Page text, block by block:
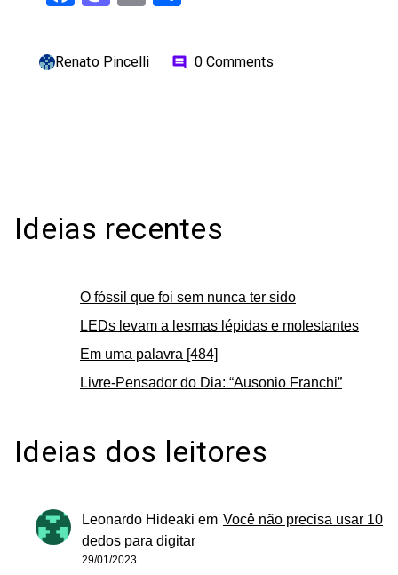
Renato Pincelli comment 0 Comments
Ideias recentes
O fóssil que foi sem nunca ter sido
LEDs levam a lesmas lépidas e molestantes
Em uma palavra [484]
Livre-Pensador do Dia: “Ausonio Franchi”
Ideias dos leitores
Leonardo Hideaki em Você não precisa usar 10
dedos para digitar
29/01/2023